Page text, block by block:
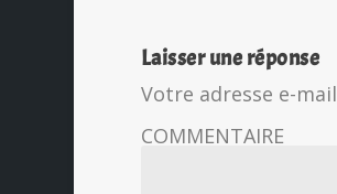
Laisser une réponse
Votre adresse e-
COMMENTAIRE